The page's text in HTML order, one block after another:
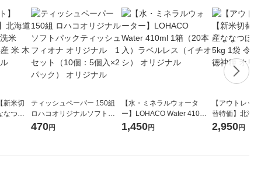
新米切
なつぼ
和7年産
ティッシュペーパー 150組
ロハコオリジナルソフトパ
ックティッシュ フィオナ オ
470円
【水・ミネラルウォータ
ー】LOHACO Water 410ml
1箱（20本入）ラベルレス
1,450円
【アウトレッ
替特価】北海
し 精白米 5kg
2,950円